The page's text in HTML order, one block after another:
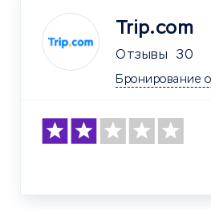
Trip.com
Отзывы 30
Бронирование